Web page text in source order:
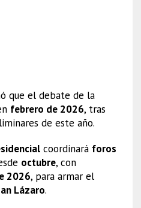
que el debate de la
febrero de 2026, tras
de este año.
coordinará foros
octubre, con
2026, para armar el
Lázaro.